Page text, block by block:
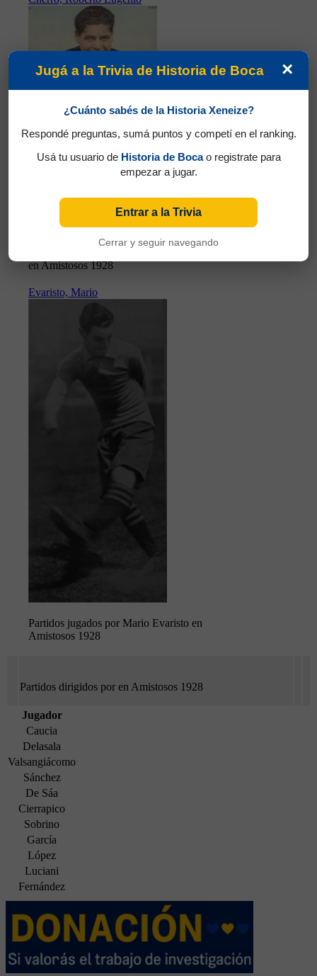
en Amistosos 1928
Evaristo, Mario
Partidos jugados por Mario Evaristo en
Amistosos 1928
Partidos dirigidos por en Amistosos 1928
Jugador
Caucia
Delasala
Valsangiácomo
Sánchez
De Sáa
Cierrapico
Sobrino
García
López
Luciani
Fernández
×
Jugá a la Trivia de Historia de Boca
¿Cuánto sabés de la Historia Xeneize?
Respondé preguntas, sumá puntos y competí en el ranking.
Usá tu usuario de Historia de Bocao registrate para
empezar a jugar.
Entrar a la Trivia
Cerrar y seguir navegando